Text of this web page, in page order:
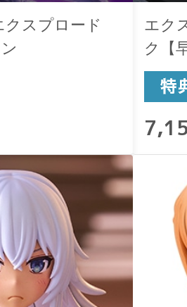
スプロード
エク
ク【